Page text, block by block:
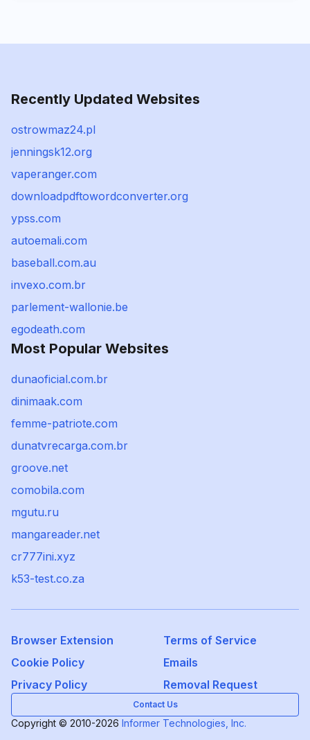
Recently Updated Websites
ostrowmaz24.pl
jenningsk12.org
vaperanger.com
downloadpdftowordconverter.org
ypss.com
autoemali.com
baseball.com.au
invexo.com.br
parlement-wallonie.be
egodeath.com
Most Popular Websites
dunaoficial.com.br
dinimaak.com
femme-patriote.com
dunatvrecarga.com.br
groove.net
comobila.com
mgutu.ru
mangareader.net
cr777ini.xyz
k53-test.co.za
Browser Extension
Terms of Service
Cookie Policy
Emails
Privacy Policy
Removal Request
Contact Us
Copyright © 2010-2026 Informer Technologies, Inc.